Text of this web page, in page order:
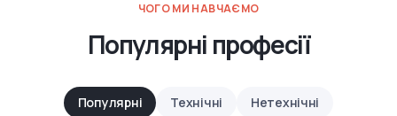
ЧОГО МИ НАВЧАЄМО
Популярні професії
Популярні Технічні Нетехнічні